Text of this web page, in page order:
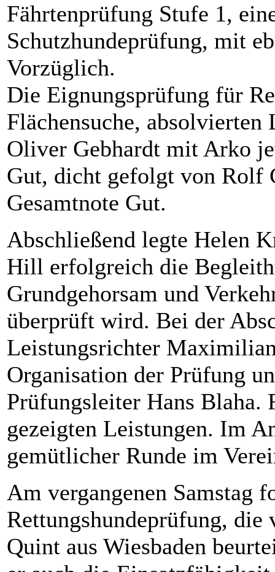
Fährtenprüfung Stufe 1,
Schutzhundeprüfung, mit
Vorzüglich.
Die Eignungsprüfung für
Flächensuche,
Oliver Gebhardt mit Arko
Gut, dicht gefolgt von Rolf
Gesamtnote Gut.
Abschließend legte Helen
Hill erfolgreich die
Grundgehorsam und
überprüft wird. Bei der
Leistungsrichter
Organisation der Prüfung
Prüfungsleiter Hans Blaha.
gezeigten Leistungen. Im
gemütlicher Runde im
Am vergangenen Samstag
Rettungshundeprüfung, die
Quint aus Wiesbaden